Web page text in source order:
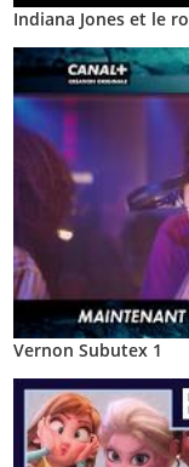
Indiana Jones et le
Vernon Subutex 1